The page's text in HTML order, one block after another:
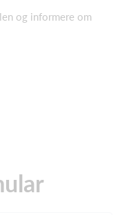
og informere om